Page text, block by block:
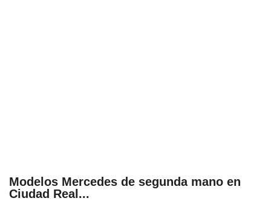
Modelos Mercedes de segunda mano en
Ciudad Real...